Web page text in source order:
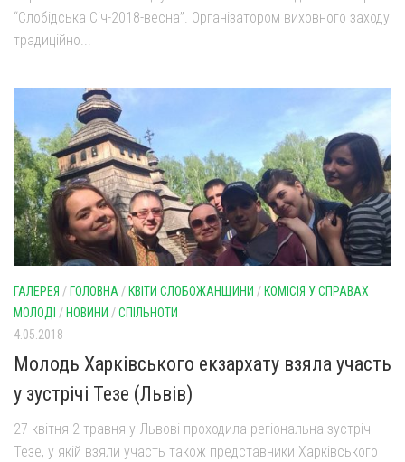
“Слобідська Січ-2018-весна”. Організатором виховного заходу
традиційно...
ГАЛЕРЕЯ / ГОЛОВНА / КВІТИ СЛОБОЖАНЩИНИ / КОМІСІЯ У СПРАВАХ
МОЛОДІ
/ НОВИНИ /СПІЛЬНОТИ
4.05.2018
Молодь Харківського екзархату взяла участь
у зустрічі Тезе (Львів)
27 квітня-2 травня у Львові проходила регіональна зустріч
Тезе, у якій взяли участь також представники Харківського